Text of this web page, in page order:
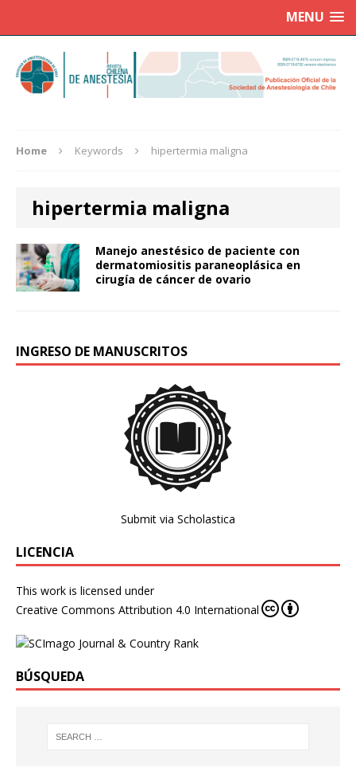
MENU
Home Keywords hipertermia maligna
hipertermia maligna
Manejo anestésico de paciente con
dermatomiositis paraneoplásica en
cirugía de cáncer de ovario
INGRESO DE MANUSCRITOS
Submit via Scholastica
LICENCIA
This work is licensed under
Creative Commons Attribution 4.0 International
BÚSQUEDA